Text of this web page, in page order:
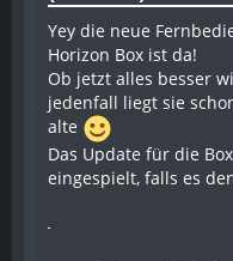
Yey die neue
Horizon Box ist da!
Ob jetzt alles besser
jedenfall liegt sie
alte
Das Update für die
eingespielt, falls es